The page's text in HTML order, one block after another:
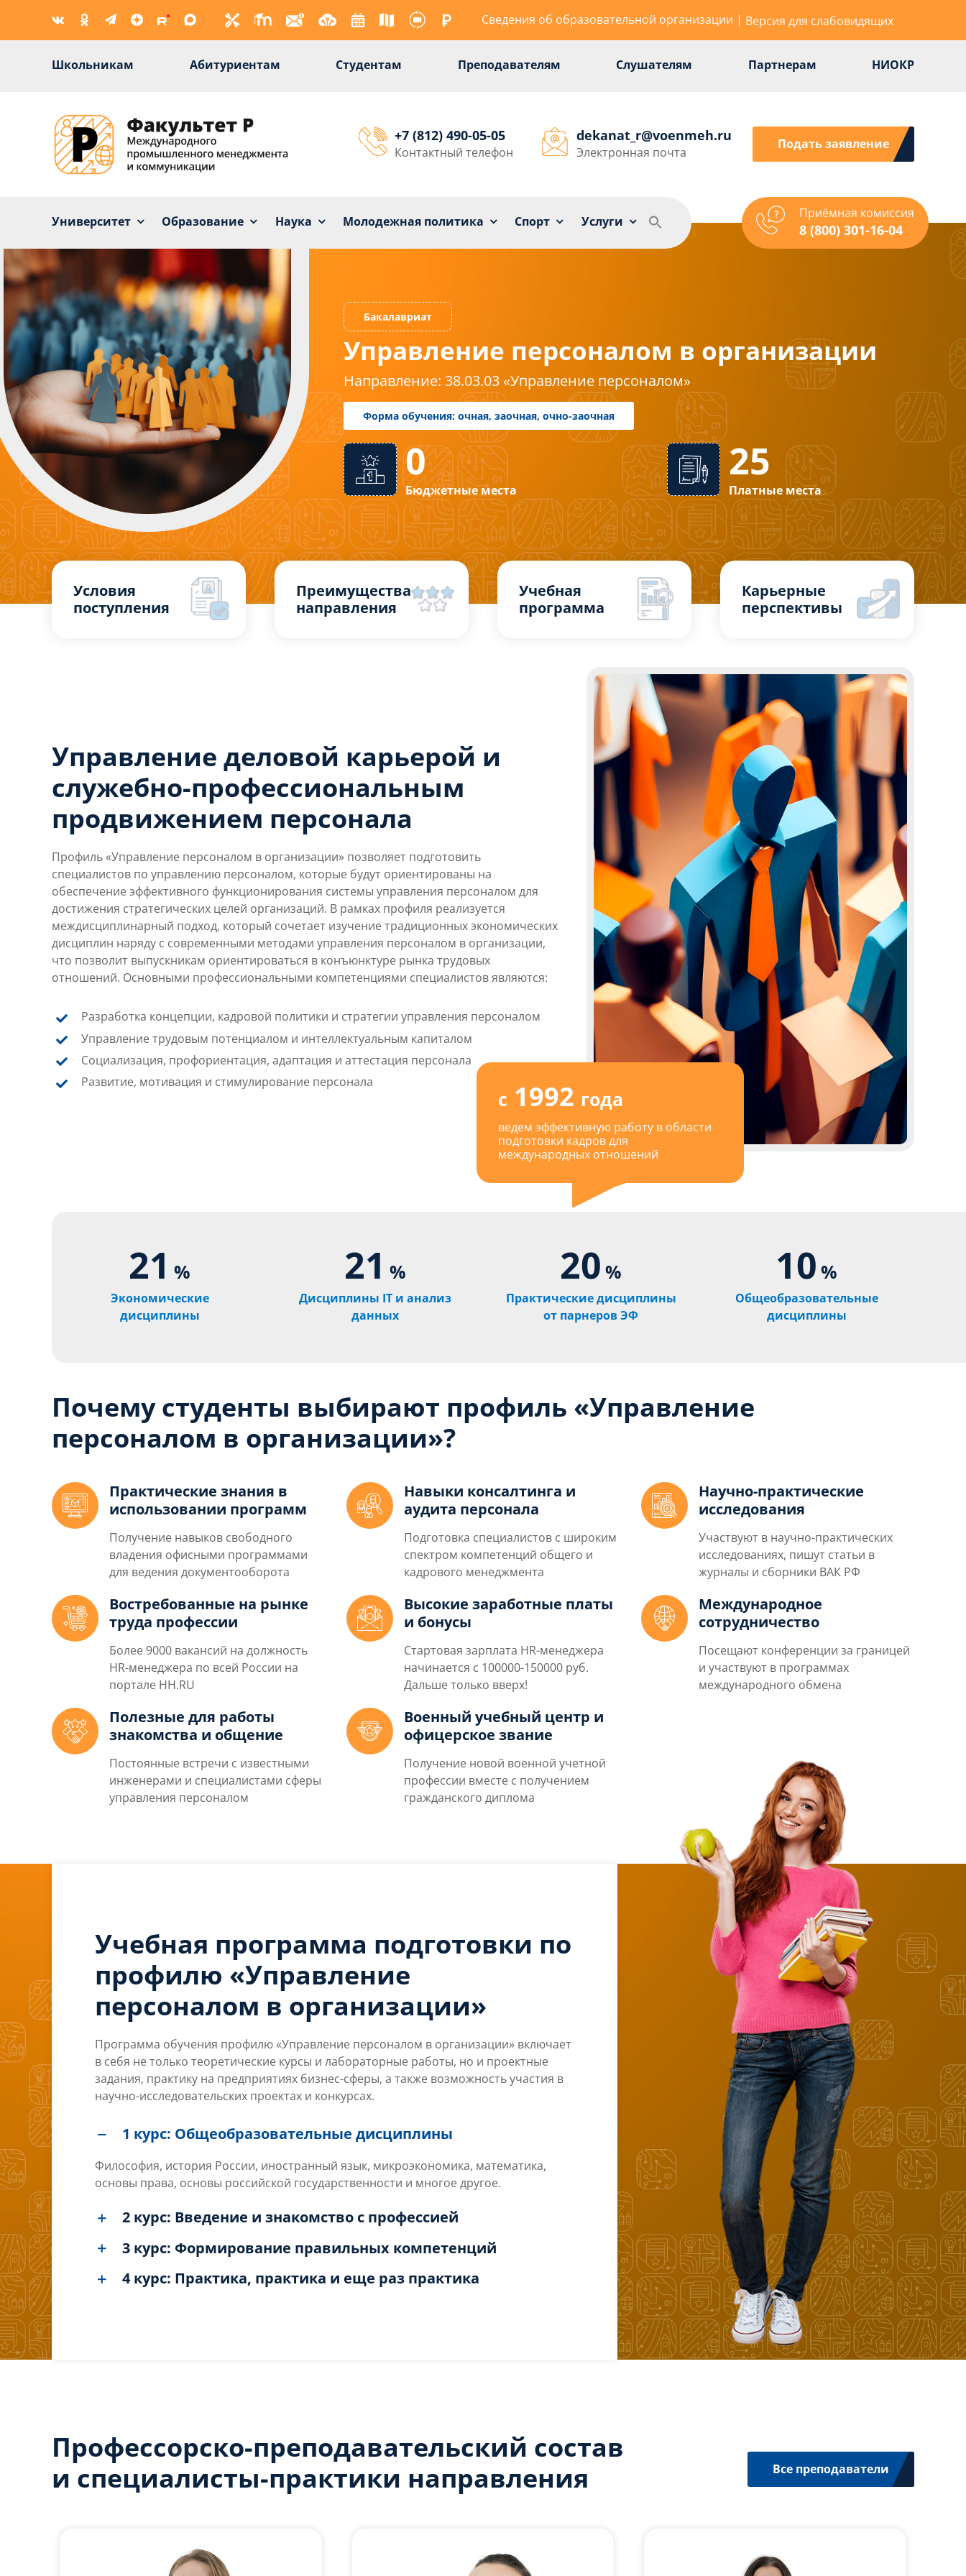
content
Сведения об образовательной организации | Версия для слабовидящих
Школьникам Абитуриентам Студентам Преподавателям Слушателям Партнерам НИОКР
+7 (812) 490-05-05
Контактный телефон
dekanat_r@voenmeh.ru
Электронная почта
Подать заявление
Университет Образование Наука Молодежная политика Спорт Услуги
Приёмная комиссия
8 (800) 301-16-04
Университет Образование Наука Молодежная политика Спорт Услуги
Бакалавриат
Управление персоналом в организации
Направление: 38.03.03 «Управление персоналом»
Форма обучения: очная, заочная, очно-заочная
0
Бюджетные места
25
Платные места
Условия
поступления
Преимущества
направления
Учебная
программа
Карьерные
перспективы
Управление деловой карьерой и
служебно-профессиональным
продвижением персонала
Профиль «Управление персоналом в организации» позволяет подготовить
специалистов по управлению персоналом, которые будут ориентированы на
обеспечение эффективного функционирования системы управления персоналом для
достижения стратегических целей организаций. В рамках профиля реализуется
междисциплинарный подход, который сочетает изучение традиционных экономических
дисциплин наряду с современными методами управления персоналом в организации,
что позволит выпускникам ориентироваться в конъюнктуре рынка трудовых
отношений. Основными профессиональными компетенциями специалистов являются:
Разработка концепции, кадровой политики и стратегии управления персоналом
Управление трудовым потенциалом и интеллектуальным капиталом
Социализация, профориентация, адаптация и аттестация персонала
Развитие, мотивация и стимулирование персонала
с 1992 года
ведем эффективную работу в области
подготовки кадров для
международных отношений
21 %
Экономические
дисциплины
21 %
Дисциплины IT и анализ
данных
20 %
Практические дисциплины
от парнеров ЭФ
10 %
Общеобразовательные
дисциплины
Почему студенты выбирают профиль «Управление
персоналом в организации»?
Практические знания в
использовании программ
Получение навыков свободного
владения офисными программами
для ведения документооборота
Навыки консалтинга и
аудита персонала
Подготовка специалистов с широким
спектром компетенций общего и
кадрового менеджмента
Научно-практические
исследования
Участвуют в научно-практических
исследованиях, пишут статьи в
журналы и сборники ВАК РФ
Востребованные на рынке
труда профессии
Более 9000 вакансий на должность
HR-менеджера по всей России на
портале HH.RU
Высокие заработные платы
и бонусы
Стартовая зарплата HR-менеджера
начинается с 100000-150000 руб.
Дальше только вверх!
Международное
сотрудничество
Посещают конференции за границей
и участвуют в программах
международного обмена
Полезные для работы
знакомства и общение
Постоянные встречи с известными
инженерами и специалистами сферы
управления персоналом
Военный учебный центр и
офицерское звание
Получение новой военной учетной
профессии вместе с получением
гражданского диплома
Учебная программа подготовки по
профилю «Управление
персоналом в организации»
Программа обучения профилю «Управление персоналом в организации» включает
в себя не только теоретические курсы и лабораторные работы, но и проектные
задания, практику на предприятиях бизнес-сферы, а также возможность участия в
научно-исследовательских проектах и конкурсах.
1 курс: Общеобразовательные дисциплины
Философия, история России, иностранный язык, микроэкономика, математика,
основы права, основы российской государственности и многое другое.
2 курс: Введение и знакомство с профессией
3 курс: Формирование правильных компетенций
4 курс: Практика, практика и еще раз практика
Профессорско-преподавательский состав
и специалисты-практики направления
Все преподаватели